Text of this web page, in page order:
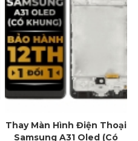
Thay Màn Hình Điện Thoại
Samsung A31 Oled (Có